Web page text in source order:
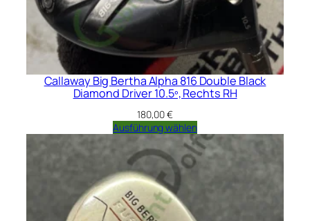
Callaway Big Bertha Alpha 816 Double Black
Diamond Driver 10.5º, Rechts RH
180,00€
Ausführung wählen